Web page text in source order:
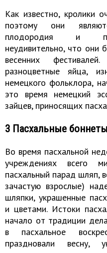
Как известно, кролики
поэтому они
плодородия и
неудивительно, что они
весенних
разноцветные яйца,
немецкого фольклора,
это время немецкий
зайцев, приносящих
3 Пасхальные боннеты
Во время пасхальной
учреждениях всего
пасхальный парад шляп,
зачастую взрослые)
шляпки, украшенные
и цветами. Истоки
начало от традиции
в пасхальное
праздновали весну,